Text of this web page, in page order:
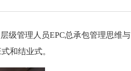
级管理人员EPC总承包管理思维与
和结业式。